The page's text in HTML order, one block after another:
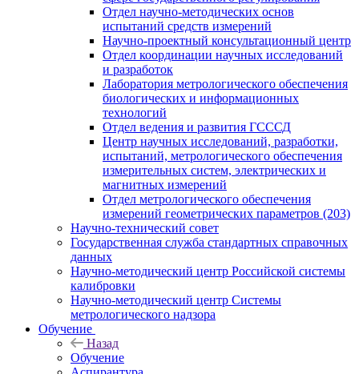
Отдел научно-методических основ
испытаний средств измерений
Научно-проектный консультационный центр
Отдел координации научных исследований
и разработок
Лаборатория метрологического обеспечения
биологических и информационных
технологий
Отдел ведения и развития ГСССД
Центр научных исследований, разработки,
испытаний, метрологического обеспечения
измерительных систем, электрических и
магнитных измерений
Отдел метрологического обеспечения
измерений геометрических параметров (203)
Научно-технический совет
Государственная служба стандартных справочных
данных
Научно-методический центр Российской системы
калибровки
Научно-методический центр Системы
метрологического надзора
Обучение
Назад
Обучение